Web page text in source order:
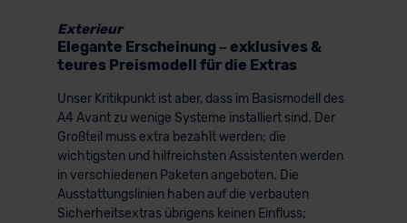
Exterieur
Elegante Erscheinung – exklusives &
teures Preismodell für die Extras
Unser Kritikpunkt ist aber, dass im Basismodell des
A4 Avant zu wenige Systeme installiert sind. Der
Großteil muss extra bezahlt werden; die
wichtigsten und hilfreichsten Assistenten werden
in verschiedenen Paketen angeboten. Die
Ausstattungslinien haben auf die verbauten
Sicherheitsextras übrigens keinen Einfluss;